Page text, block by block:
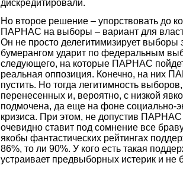
дискредитировали.
Но второе решение – упорствовать до
ПАРНАС на выборы – вариант для
Он не просто делегитимизирует выборы
бумерангом ударит по федеральным
следующего, на которые ПАРНАС
реальная оппозиция. Конечно, на них
пустить. Но тогда легитимность
перенесенных и, вероятно, с низкой
подмочена, да еще на фоне социально-
кризиса. При этом, не допустив
очевидно ставит под сомнение все
якобы фантастических рейтингах
86%, то ли 90%. У кого есть такая
устраивает предвыборных истерик и не